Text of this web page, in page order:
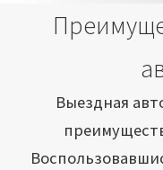
Выездная